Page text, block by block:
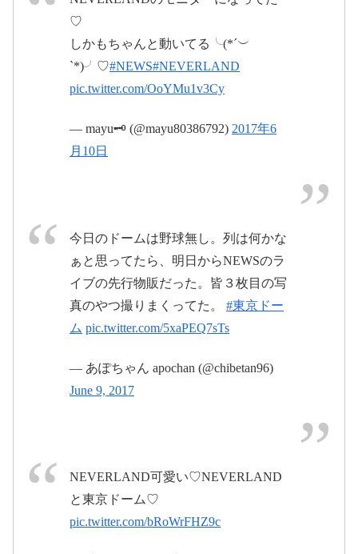
pic.twitter.com/ZCjIwcaIka
5, 2017
pic.twitter.com/nqqIkk7MNR
1日
プロフィールなど各情報を掲載。
www.elov-label.jp
2017年6月11日
月10日
♡
しかもちゃんと動いてる╰(*´︶
`*)╯♡#NEWS#NEVERLAND
pic.twitter.com/OoYMu1v3Cy
— mayu🗝 (@mayu80386792) 2017年6
月10日
今日のドームは野球無し。列は何かな
ぁと思ってたら、明日からNEWSのラ
イブの先行物販だった。皆３枚目の写
真のやつ撮りまくってた。 #東京ドー
ム pic.twitter.com/5xaPEQ7sTs
— あぽちゃん apochan (@chibetan96)
June 9, 2017
NEVERLAND可愛い♡NEVERLAND
と東京ドーム♡
pic.twitter.com/bRoWrFHZ9c